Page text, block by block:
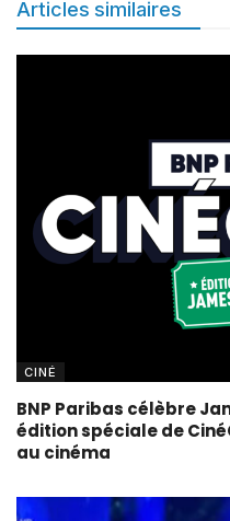
Articles similaires
CINÉ
BNP Paribas célèbre
édition spéciale de
au cinéma